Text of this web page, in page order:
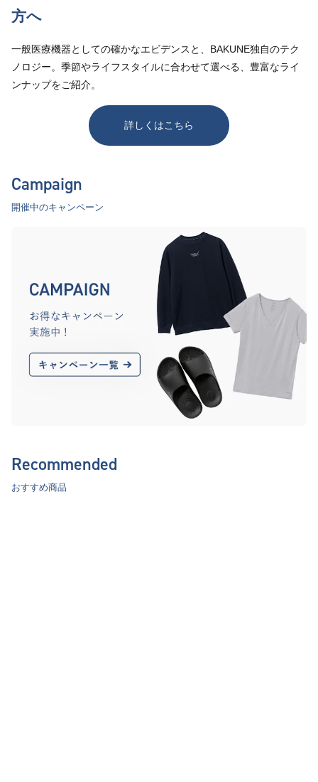
方へ
一般医療機器としての確かなエビデンスと、BAKUNE独自のテク
ノロジー。季節やライフスタイルに合わせて選べる、豊富なライ
ンナップをご紹介。
詳しくはこちら
Campaign
開催中のキャンペーン
Recommended
おすすめ商品